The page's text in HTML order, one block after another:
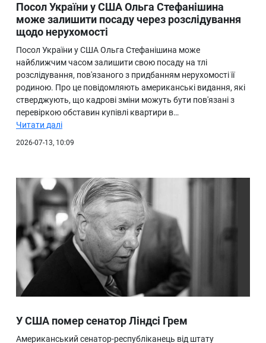
Посол України у США Ольга Стефанішина
може залишити посаду через розслідування
щодо нерухомості
Посол України у США Ольга Стефанішина може
найближчим часом залишити свою посаду на тлі
розслідування, пов'язаного з придбанням нерухомості її
родиною. Про це повідомляють американські видання, які
стверджують, що кадрові зміни можуть бути пов'язані з
перевіркою обставин купівлі квартири в…
Читати далі
2026-07-13, 10:09
У США помер сенатор Ліндсі Грем
Американський сенатор-республіканець від штату